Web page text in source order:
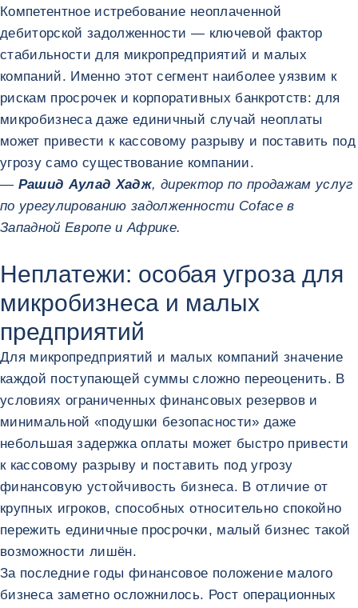
Компетентное истребование неоплаченной
дебиторской задолженности — ключевой фактор
стабильности для микропредприятий и малых
компаний. Именно этот сегмент наиболее уязвим к
рискам просрочек и корпоративных банкротств: для
микробизнеса даже единичный случай неоплаты
может привести к кассовому разрыву и поставить под
угрозу само существование компании.
— Рашид Аулад Хадж, директор по продажам услуг
по урегулированию задолженности Coface в
Западной Европе и Африке.
Неплатежи: особая угроза для
микробизнеса и малых
предприятий
Для микропредприятий и малых компаний значение
каждой поступающей суммы сложно переоценить. В
условиях ограниченных финансовых резервов и
минимальной «подушки безопасности» даже
небольшая задержка оплаты может быстро привести
к кассовому разрыву и поставить под угрозу
финансовую устойчивость бизнеса. В отличие от
крупных игроков, способных относительно спокойно
пережить единичные просрочки, малый бизнес такой
возможности лишён.
За последние годы финансовое положение малого
бизнеса заметно осложнилось. Рост операционных